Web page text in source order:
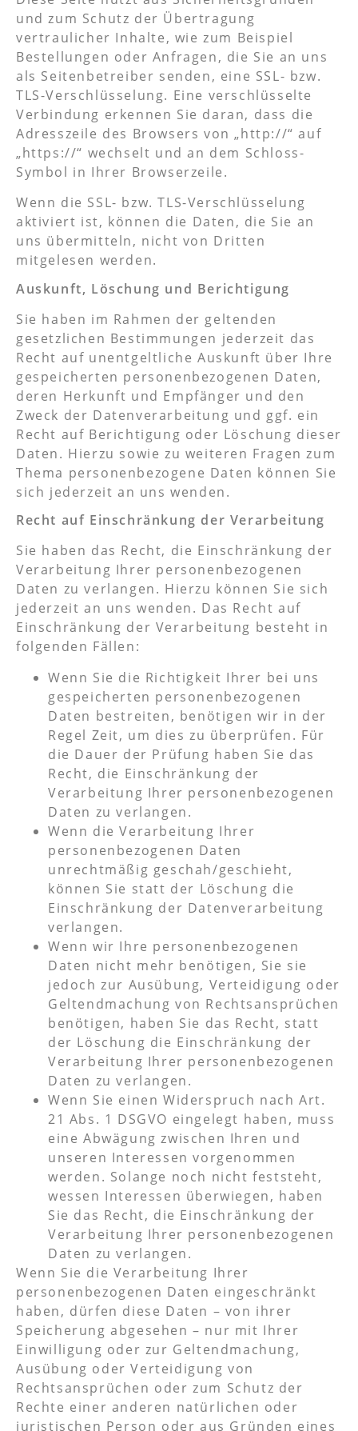
und zum Schutz der Übertragung
vertraulicher Inhalte, wie zum Beispiel
Bestellungen oder Anfragen, die Sie an uns
als Seitenbetreiber senden, eine SSL- bzw.
TLS-Verschlüsselung. Eine verschlüsselte
Verbindung erkennen Sie daran, dass die
Adresszeile des Browsers von „http://“ auf
„https://“ wechselt und an dem Schloss-
Symbol in Ihrer Browserzeile.
Wenn die SSL- bzw. TLS-Verschlüsselung
aktiviert ist, können die Daten, die Sie an
uns übermitteln, nicht von Dritten
mitgelesen werden.
Auskunft, Löschung und Berichtigung
Sie haben im Rahmen der geltenden
gesetzlichen Bestimmungen jederzeit das
Recht auf unentgeltliche Auskunft über Ihre
gespeicherten personenbezogenen Daten,
deren Herkunft und Empfänger und den
Zweck der Datenverarbeitung und ggf. ein
Recht auf Berichtigung oder Löschung dieser
Daten. Hierzu sowie zu weiteren Fragen zum
Thema personenbezogene Daten können Sie
sich jederzeit an uns wenden.
Recht auf Einschränkung der Verarbeitung
Sie haben das Recht, die Einschränkung der
Verarbeitung Ihrer personenbezogenen
Daten zu verlangen. Hierzu können Sie sich
jederzeit an uns wenden. Das Recht auf
Einschränkung der Verarbeitung besteht in
folgenden Fällen:
Wenn Sie die Richtigkeit Ihrer bei uns
gespeicherten personenbezogenen
Daten bestreiten, benötigen wir in der
Regel Zeit, um dies zu überprüfen. Für
die Dauer der Prüfung haben Sie das
Recht, die Einschränkung der
Verarbeitung Ihrer personenbezogenen
Daten zu verlangen.
Wenn die Verarbeitung Ihrer
personenbezogenen Daten
unrechtmäßig geschah/geschieht,
können Sie statt der Löschung die
Einschränkung der Datenverarbeitung
verlangen.
Wenn wir Ihre personenbezogenen
Daten nicht mehr benötigen, Sie sie
jedoch zur Ausübung, Verteidigung oder
Geltendmachung von Rechtsansprüchen
benötigen, haben Sie das Recht, statt
der Löschung die Einschränkung der
Verarbeitung Ihrer personenbezogenen
Daten zu verlangen.
Wenn Sie einen Widerspruch nach Art.
21 Abs. 1 DSGVO eingelegt haben, muss
eine Abwägung zwischen Ihren und
unseren Interessen vorgenommen
werden. Solange noch nicht feststeht,
wessen Interessen überwiegen, haben
Sie das Recht, die Einschränkung der
Verarbeitung Ihrer personenbezogenen
Daten zu verlangen.
Wenn Sie die Verarbeitung Ihrer
personenbezogenen Daten eingeschränkt
haben, dürfen diese Daten – von ihrer
Speicherung abgesehen – nur mit Ihrer
Einwilligung oder zur Geltendmachung,
Ausübung oder Verteidigung von
Rechtsansprüchen oder zum Schutz der
Rechte einer anderen natürlichen oder
juristischen Person oder aus Gründen eines